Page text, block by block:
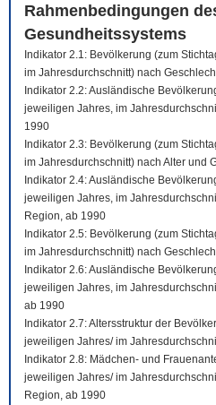
Rahmenbedingungen
Gesundheitssystems
Indikator 2.1: Bevölkerung (zum
im Jahresdurchschnitt) nach
Indikator 2.2: Ausländische
jeweiligen Jahres, im
1990
Indikator 2.3: Bevölkerung (zum
im Jahresdurchschnitt) nach Alter und
Indikator 2.4: Ausländische
jeweiligen Jahres, im
Region, ab 1990
Indikator 2.5: Bevölkerung (zum
im Jahresdurchschnitt) nach
Indikator 2.6: Ausländische
jeweiligen Jahres, im
ab 1990
Indikator 2.7: Altersstruktur der
jeweiligen Jahres/ im
Indikator 2.8: Mädchen- und
jeweiligen Jahres/ im
Region, ab 1990